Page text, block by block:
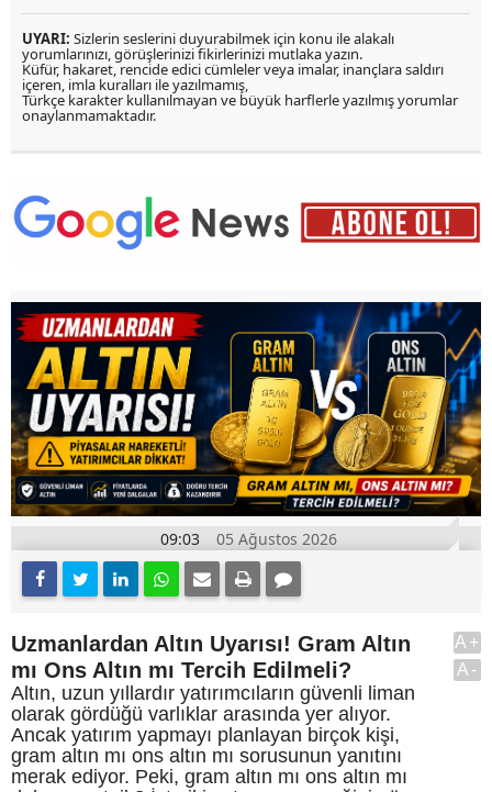
UYARI: Sizlerin seslerini duyurabilmek için konu ile alakalı
yorumlarınızı, görüşlerinizi fikirlerinizi mutlaka yazın.
Küfür, hakaret, rencide edici cümleler veya imalar, inançlara saldırı
içeren, imla kuralları ile yazılmamış,
Türkçe karakter kullanılmayan ve büyük harflerle yazılmış yorumlar
onaylanmamaktadır.
09:03 05 Ağustos 2026
Uzmanlardan Altın Uyarısı! Gram Altın
mı Ons Altın mı Tercih Edilmeli?
Altın, uzun yıllardır yatırımcıların güvenli liman
olarak gördüğü varlıklar arasında yer alıyor.
Ancak yatırım yapmayı planlayan birçok kişi,
gram altın mı ons altın mı sorusunun yanıtını
merak ediyor. Peki, gram altın mı ons altın mı
A+
A-